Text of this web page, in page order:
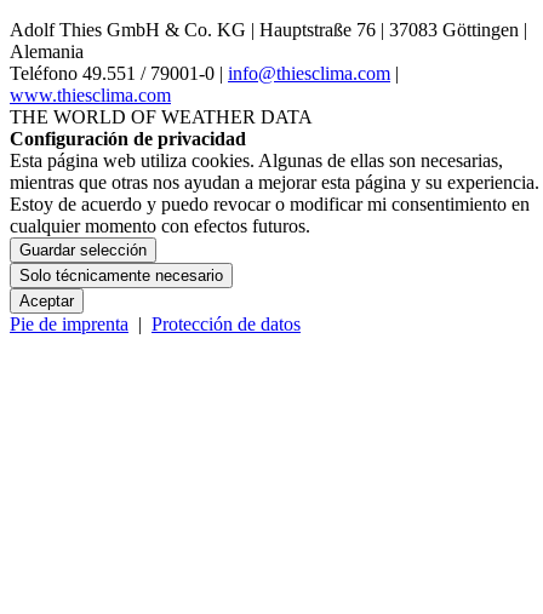
Adolf Thies GmbH & Co. KG | Hauptstraße 76 | 37083 Göttingen |
Alemania
Teléfono 49.551 /­ 79001-0 | info@thiesclima.com |
www.thiesclima.com
THE WORLD OF WEATHER DATA
Configuración de privacidad
Esta página web utiliza cookies. Algunas de ellas son necesarias,
mientras que otras nos ayudan a mejorar esta página y su experiencia.
Estoy de acuerdo y puedo revocar o modificar mi consentimiento en
cualquier momento con efectos futuros.
Guardar selección
Solo técnicamente necesario
Aceptar
Pie de imprenta | Protección de datos